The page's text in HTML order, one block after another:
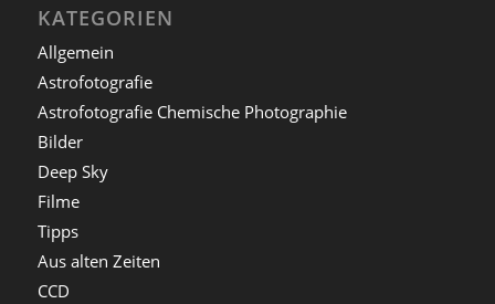
KATEGORIEN
Allgemein
Astrofotografie
Astrofotografie Chemische Photographie
Bilder
Deep Sky
Filme
Tipps
Aus alten Zeiten
CCD